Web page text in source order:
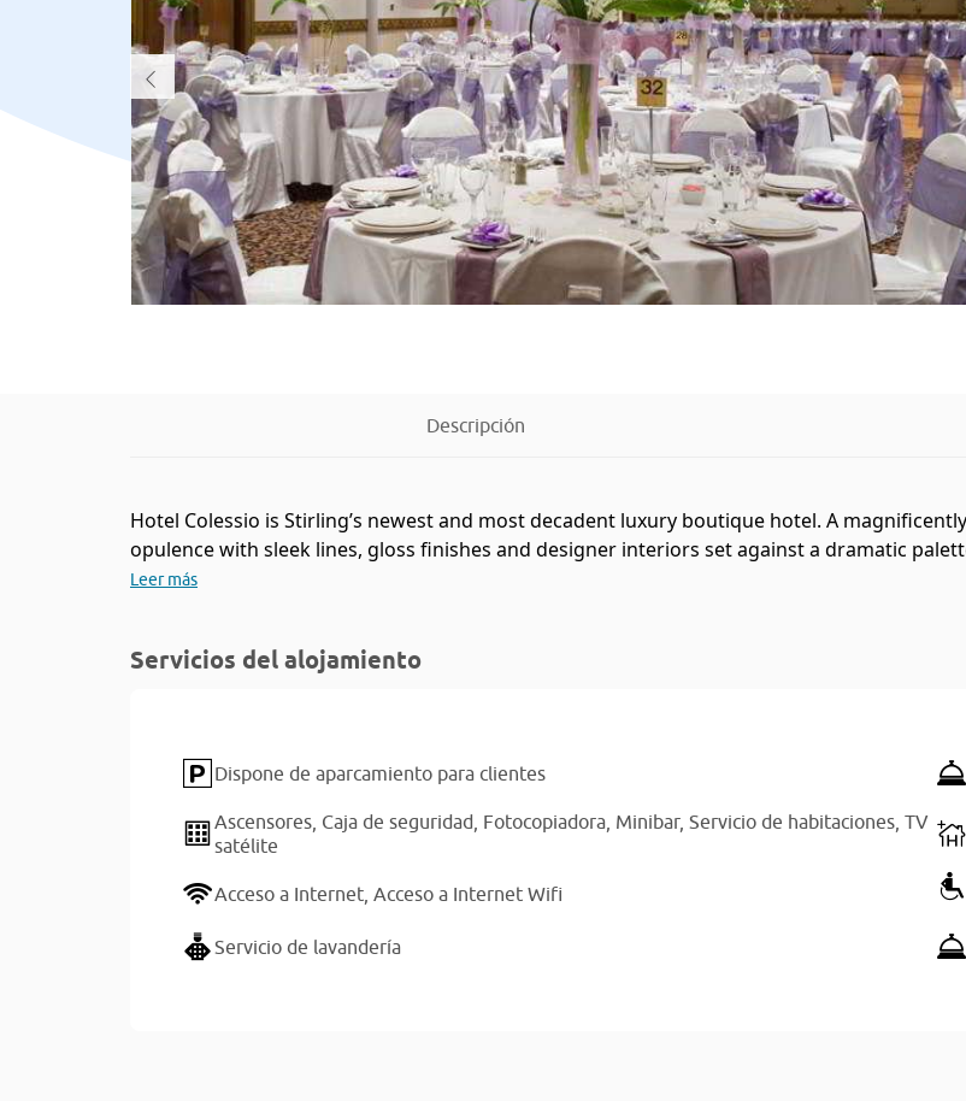
Descripción
Hotel Colessio is Stirling’s newest and most decadent luxury boutique hotel. A
opulence with sleek lines, gloss finishes and designer interiors set against a dramatic
Leer más
Servicios del alojamiento
Dispone de aparcamiento para clientes
Ascensores, Caja de seguridad, Fotocopiadora, Minibar, Servicio de habitaciones, TV
satélite
Acceso a Internet, Acceso a Internet Wifi
Servicio de lavandería